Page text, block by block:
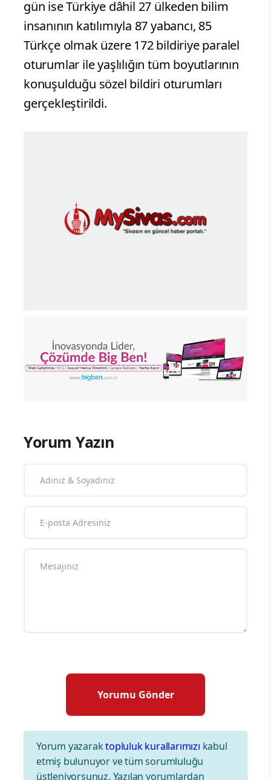
gün ise Türkiye dâhil 27 ülkeden bilim
insanının katılımıyla 87 yabancı, 85
Türkçe olmak üzere 172 bildiriye paralel
oturumlar ile yaşlılığın tüm boyutlarının
konuşulduğu sözel bildiri oturumları
gerçekleştirildi.
Yorum Yazın
Yorum yazaraktopluluk kurallarımızı kabul
etmiş bulunuyor ve tüm sorumluluğu
üstleniyorsunuz. Yazılan yorumlardan